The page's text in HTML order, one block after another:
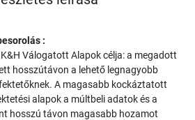
:
Válogatott Alapok célja: a megadott
hosszútávon a lehető legnagyobb
A magasabb kockáztatott
alapok a múltbeli adatok és a
hosszú távon magasabb hozamot